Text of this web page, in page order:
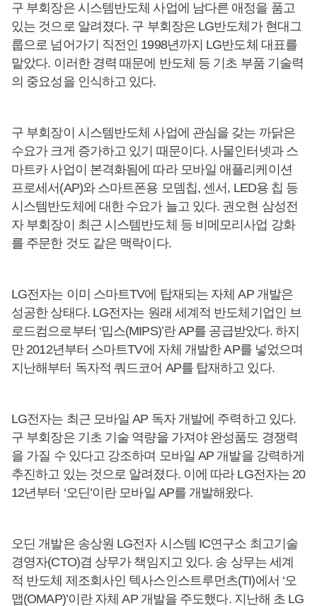
구 부회장은 시스템반도체 사업에 남다른 애정을 품고
있는 것으로 알려졌다. 구 부회장은 LG반도체가 현대그
룹으로 넘어가기 직전인 1998년까지 LG반도체 대표를
맡았다. 이러한 경력 때문에 반도체 등 기초 부품 기술력
의 중요성을 인식하고 있다.
구 부회장이 시스템반도체 사업에 관심을 갖는 까닭은
수요가 크게 증가하고 있기 때문이다. 사물인터넷과 스
마트카 사업이 본격화됨에 따라 모바일 애플리케이션
프로세서(AP)와 스마트폰용 모뎀칩, 센서, LED용 칩 등
시스템반도체에 대한 수요가 늘고 있다. 권오현 삼성전
자 부회장이 최근 시스템반도체 등 비메모리사업 강화
를 주문한 것도 같은 맥락이다.
LG전자는 이미 스마트TV에 탑재되는 자체 AP 개발은
성공한 상태다. LG전자는 원래 세계적 반도체기업인 브
로드컴으로부터 ‘밉스(MIPS)’란 AP를 공급받았다. 하지
만 2012년부터 스마트TV에 자체 개발한 AP를 넣었으며
지난해부터 독자적 쿼드코어 AP를 탑재하고 있다.
LG전자는 최근 모바일 AP 독자 개발에 주력하고 있다.
구 부회장은 기초 기술 역량을 가져야 완성품도 경쟁력
을 가질 수 있다고 강조하며 모바일 AP 개발을 강력하게
추진하고 있는 것으로 알려졌다. 이에 따라 LG전자는 20
12년부터 ‘오딘’이란 모바일 AP를 개발해왔다.
오딘 개발은 송상원 LG전자 시스템 IC연구소 최고기술
경영자(CTO)겸 상무가 책임지고 있다. 송 상무는 세계
적 반도체 제조회사인 텍사스인스트루먼츠(TI)에서 ‘오
맵(OMAP)’이란 자체 AP 개발을 주도했다. 지난해 초 LG